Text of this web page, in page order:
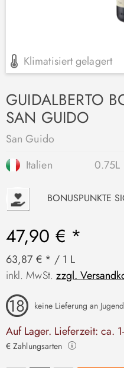
Klimatisiert gelagert
GUIDALBERTO
SAN GUIDO
San Guido
Italien
0.75L
P BONUSPUNKTE
47,90 € *
63,87 € * / 1 L
inkl. MwSt. zzgl.
keine Lieferung an
Auf Lager. Lieferzeit: ca.
€ Zahlungsarten